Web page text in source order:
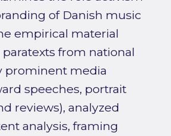
of Danish music
empirical material
paratexts from national
prominent media
speeches, portrait
reviews), analyzed
analysis, framing